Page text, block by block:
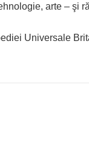
arte – şi
Universale